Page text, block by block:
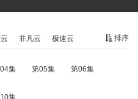
排序
非凡云 极速云
集 第05集 第06集
集